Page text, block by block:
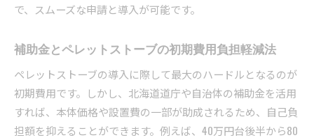
で、スムーズな申請と導入が可能です。
補助金とペレットストーブの初期費用負担軽減法
ペレットストーブの導入に際して最大のハードルとなるのが
初期費用です。しかし、北海道道庁や自治体の補助金を活用
すれば、本体価格や設置費の一部が助成されるため、自己負
担額を抑えることができます。例えば、40万円台後半から80